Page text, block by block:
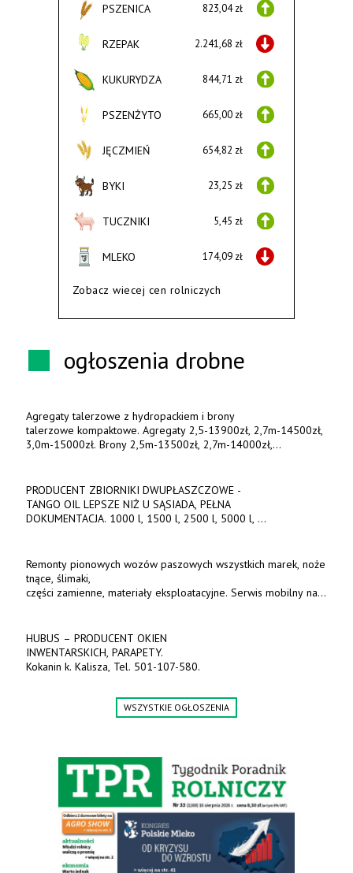
PSZENICA 823,04 zł
RZEPAK 2.241,68 zł
KUKURYDZA 844,71 zł
PSZENŻYTO 665,00 zł
JĘCZMIEŃ 654,82 zł
BYKI 23,25 zł
TUCZNIKI 5,45 zł
MLEKO 174,09 zł
Zobacz wiecej cen rolniczych
ogłoszenia drobne
Agregaty talerzowe z hydropackiem i brony
talerzowe kompaktowe. Agregaty 2,5-13900zł, 2,7m-14500zł,
3,0m-15000zł. Brony 2,5m-13500zł, 2,7m-14000zł,